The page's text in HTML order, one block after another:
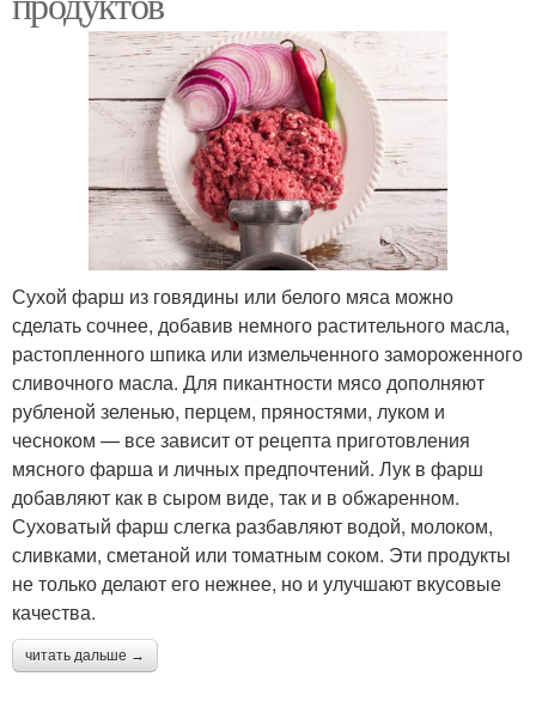
Сухой фарш из говядины или белого мяса можно
сделать сочнее, добавив немного растительного масла,
растопленного шпика или измельченного замороженного
сливочного масла. Для пикантности мясо дополняют
рубленой зеленью, перцем, пряностями, луком и
чесноком — все зависит от рецепта приготовления
мясного фарша и личных предпочтений. Лук в фарш
добавляют как в сыром виде, так и в обжаренном.
Суховатый фарш слегка разбавляют водой, молоком,
сливками, сметаной или томатным соком. Эти продукты
не только делают его нежнее, но и улучшают вкусовые
качества.
читать дальше →